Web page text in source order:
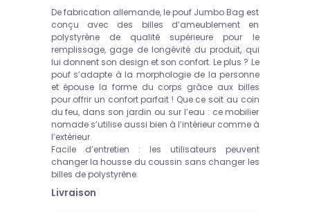
De fabrication allemande, le pouf Jumbo Bag est
conçu avec des billes d’ameublement en
polystyrène de qualité supérieure pour le
remplissage, gage de longévité du produit, qui
lui donnent son design et son confort. Le plus ? Le
pouf s’adapte à la morphologie de la personne
et épouse la forme du corps grâce aux billes
pour offrir un confort parfait ! Que ce soit au coin
du feu, dans son jardin ou sur l’eau : ce mobilier
nomade s’utilise aussi bien à l’intérieur comme à
l’extérieur.
Facile d’entretien : les utilisateurs peuvent
changer la housse du coussin sans changer les
billes de polystyrène.
Livraison